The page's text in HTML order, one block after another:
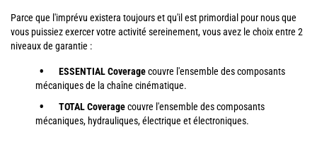
Parce que l'imprévu existera toujours et qu'il est primordial pour nous que
vous puissiez exercer votre activité sereinement, vous avez le choix entre 2
niveaux de garantie :
ESSENTIAL Coveragecouvre l'ensemble des composants
mécaniques de la chaîne cinématique.
TOTAL Coveragecouvre l'ensemble des composants
mécaniques, hydrauliques, électrique et électroniques.